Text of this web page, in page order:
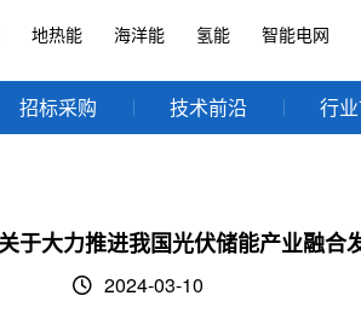
地热能 海洋能 氢能 智能电网
招标采购 技术前沿 行
于大力推进我国光伏储能产业融合
2024-03-10